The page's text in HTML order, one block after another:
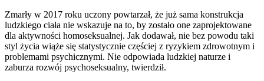
Zmarły w 2017 roku uczony powtarzał, że już sama konstrukcja
ludzkiego ciała nie wskazuje na to, by zostało one zaprojektowane
dla aktywności homoseksualnej. Jak dodawał, nie bez powodu taki
styl życia wiąże się statystycznie częściej z ryzykiem zdrowotnym i
problemami psychicznymi. Nie odpowiada ludzkiej naturze i
zaburza rozwój psychoseksualny, twierdził.